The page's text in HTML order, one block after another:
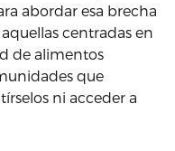
abordar esa brecha
centradas en
de alimentos
que
ni acceder a